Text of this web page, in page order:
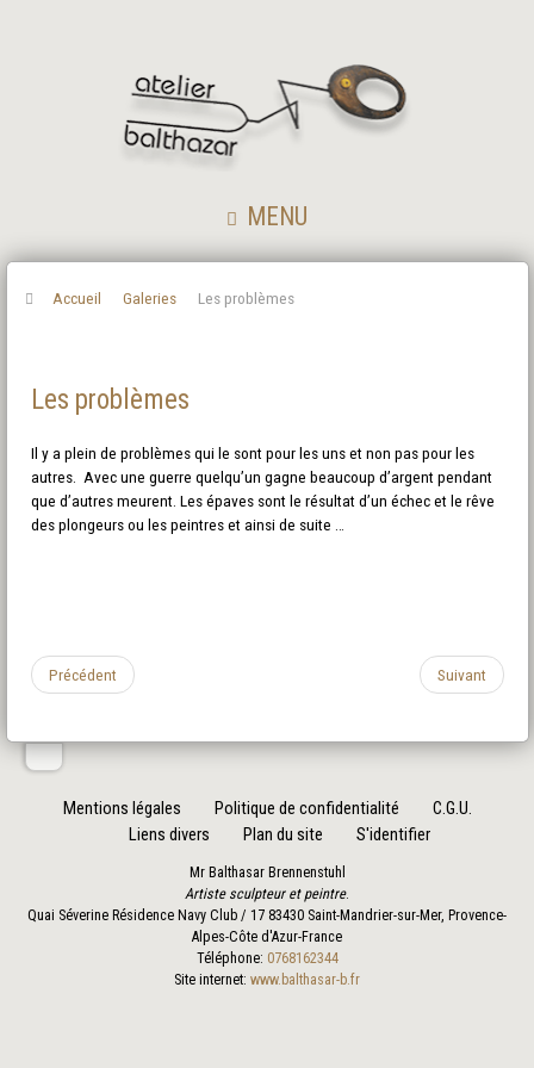
MENU
Accueil Galeries Les problèmes
Les problèmes
Il y a plein de problèmes qui le sont pour les uns et non pas pour les
autres. Avec une guerre quelqu’un gagne beaucoup d’argent pendant
que d’autres meurent. Les épaves sont le résultat d’un échec et le rêve
des plongeurs ou les peintres et ainsi de suite …
Précédent Suivant
Mentions légales Politique de confidentialité
C.G.U.
Liens divers
Plan du site S'identifier
Mr Balthasar Brennenstuhl
Artiste sculpteur et peintre.
Quai Séverine Résidence Navy Club / 17 83430 Saint-Mandrier-sur-Mer, Provence-
Alpes-Côte d'Azur-France
Téléphone: 0768162344
Site internet: www.balthasar-b.fr